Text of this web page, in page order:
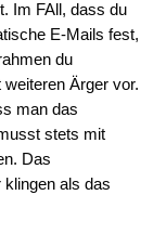
Im FAll, dass du
E-Mails fest,
du
Ärger vor.
man das
stets mit
Das
als das